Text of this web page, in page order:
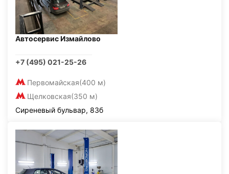
Автосервис Измайлово
+7 (495) 021-25-26
Первомайская(400 м)
Щелковская(350 м)
Сиреневый бульвар, 83б